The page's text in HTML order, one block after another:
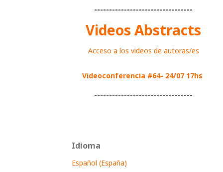
---------------------------------
Videos Abstracts
Acceso a los videos de autoras/es
Videoconferencia #64- 24/07 17hs
---------------------------------
Idioma
Español (España)